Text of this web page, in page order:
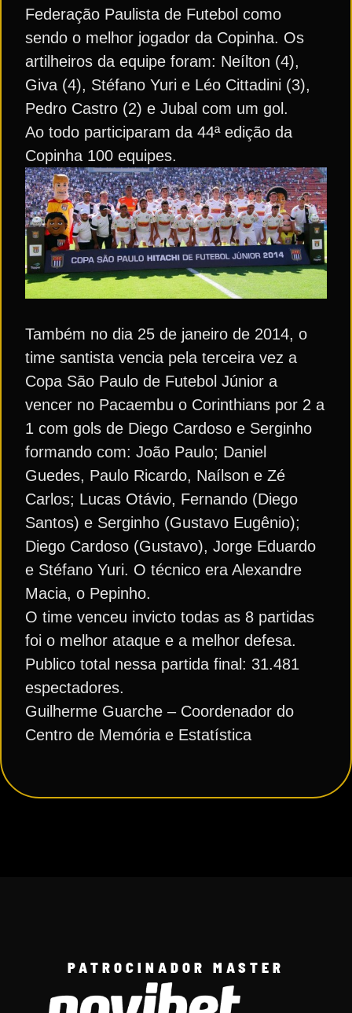
Federação Paulista de Futebol como
sendo o melhor jogador da Copinha. Os
artilheiros da equipe foram: Neílton (4),
Giva (4), Stéfano Yuri e Léo Cittadini (3),
Pedro Castro (2) e Jubal com um gol.
Ao todo participaram da 44ª edição da
Copinha 100 equipes.
Também no dia 25 de janeiro de 2014, o
time santista vencia pela terceira vez a
Copa São Paulo de Futebol Júnior a
vencer no Pacaembu o Corinthians por 2 a
1 com gols de Diego Cardoso e Serginho
formando com: João Paulo; Daniel
Guedes, Paulo Ricardo, Naílson e Zé
Carlos; Lucas Otávio, Fernando (Diego
Santos) e Serginho (Gustavo Eugênio);
Diego Cardoso (Gustavo), Jorge Eduardo
e Stéfano Yuri. O técnico era Alexandre
Macia, o Pepinho.
O time venceu invicto todas as 8 partidas
foi o melhor ataque e a melhor defesa.
Publico total nessa partida final: 31.481
espectadores.
Guilherme Guarche – Coordenador do
Centro de Memória e Estatística
PATROCINADOR MASTER